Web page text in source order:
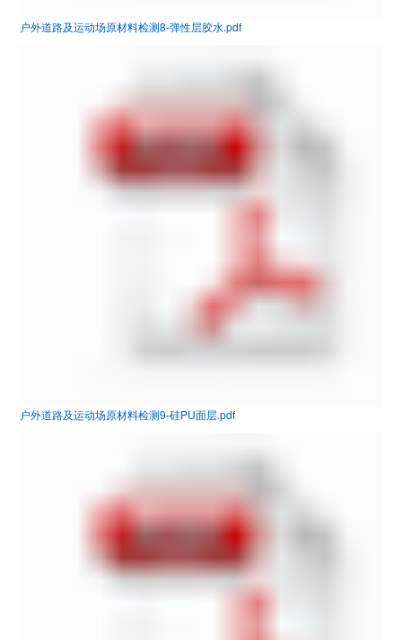
户外道路及运动场原材料检测8-弹性层胶水.pdf
户外道路及运动场原材料检测9-硅PU面层.pdf